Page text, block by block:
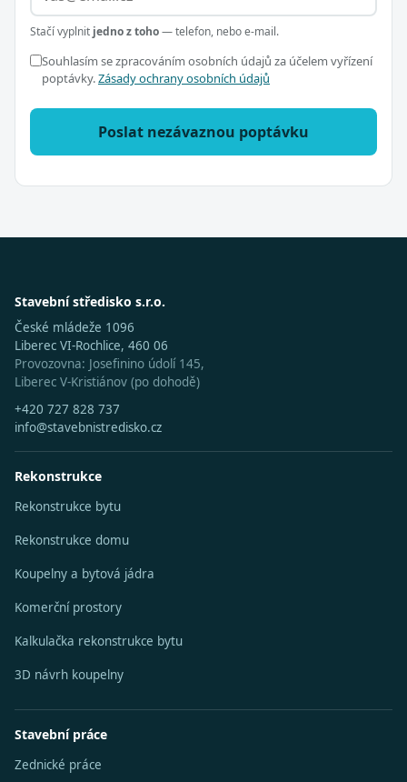
Stačí vyplnit jedno z toho— telefon, nebo e-mail.
Souhlasím se zpracováním osobních údajů za účelem vyřízení
poptávky.Zásady ochrany osobních údajů
Poslat nezávaznou poptávku
Stavební středisko s.r.o.
České mládeže 1096
Liberec VI-Rochlice, 460 06
Provozovna: Josefinino údolí 145,
Liberec V-Kristiánov (po dohodě)
+420 727 828 737
info@stavebnistredisko.cz
Rekonstrukce
Rekonstrukce bytu
Rekonstrukce domu
Koupelny a bytová jádra
Komerční prostory
Kalkulačka rekonstrukce bytu
3D návrh koupelny
Stavební práce
Zednické práce